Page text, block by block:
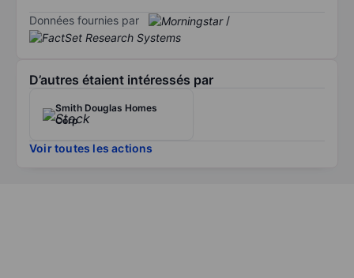
Données fournies par /
D’autres étaient intéressés par
Smith Douglas Homes
Corp
Voir toutes les actions